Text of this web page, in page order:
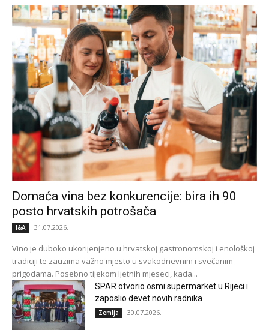
Domaća vina bez konkurencije: bira ih 90
posto hrvatskih potrošača
I&A 31.07.2026.
Vino je duboko ukorijenjeno u hrvatskoj gastronomskoj i enološkoj
tradiciji te zauzima važno mjesto u svakodnevnim i svečanim
prigodama. Posebno tijekom ljetnih mjeseci, kada...
SPAR otvorio osmi supermarket u Rijeci i
zaposlio devet novih radnika
Zemlja 30.07.2026.